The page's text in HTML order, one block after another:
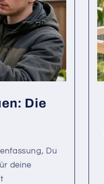
Die
Du
deine